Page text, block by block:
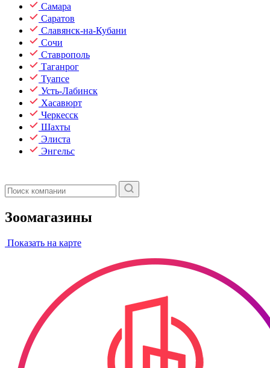
Самара
Саратов
Славянск-на-Кубани
Сочи
Ставрополь
Таганрог
Туапсе
Усть-Лабинск
Хасавюрт
Черкесск
Шахты
Элиста
Энгельс
Зоомагазины
Показать на карте